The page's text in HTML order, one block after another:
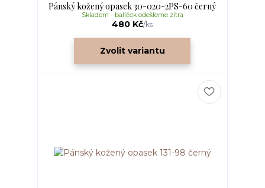
Pánský kožený opasek 30-020-2PS-60 černý
480 Kč/ks
Skladem - balíček odešleme zítra
Zvolit variantu